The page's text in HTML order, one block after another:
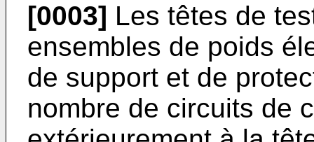
[0003] Les têtes de
ensembles de poids
de support et de
nombre de circuits de